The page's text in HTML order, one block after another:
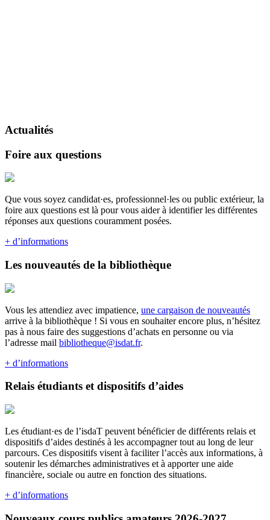
Actualités
Foire aux questions
Que vous soyez candidat·es, professionnel·les ou public extérieur, la
foire aux questions est là pour vous aider à identifier les différentes
réponses aux questions couramment posées.
+ d’informations
Les nouveautés de la bibliothèque
Vous les attendiez avec impatience, une cargaison de nouveautés
arrive à la bibliothèque ! Si vous en souhaiter encore plus, n’hésitez
pas à nous faire des suggestions d’achats en personne ou via
l’adresse mail bibliotheque@isdat.fr.
+ d’informations
Relais étudiants et dispositifs d’aides
Les étudiant·es de l’isdaT peuvent bénéficier de différents relais et
dispositifs d’aides destinés à les accompagner tout au long de leur
parcours. Ces dispositifs visent à faciliter l’accès aux informations, à
soutenir les démarches administratives et à apporter une aide
financière, sociale ou autre en fonction des situations.
+ d’informations